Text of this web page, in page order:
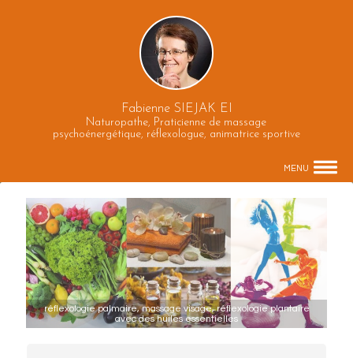
Fabienne SIEJAK EI
Naturopathe, Praticienne de massage
psychoénergétique, réflexologue, animatrice sportive
MENU
réflexologie palmaire, massage visage, réflexologie plantaire
avec des huiles essentielles